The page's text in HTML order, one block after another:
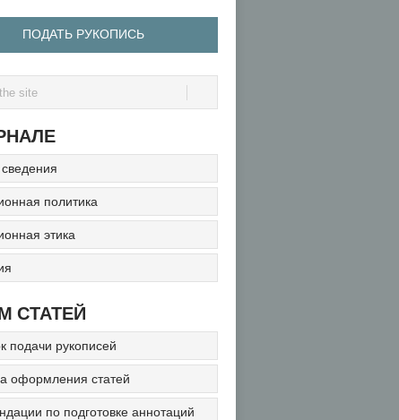
ПОДАТЬ РУКОПИСЬ
политика
этика
СТАТЕЙ
подачи рукописей
оформления статей
по подготовке аннотаций